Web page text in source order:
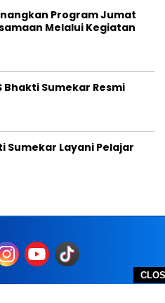
Program Jumat
Melalui Kegiatan
Bhakti Sumekar Resmi
Sumekar Layani Pelajar